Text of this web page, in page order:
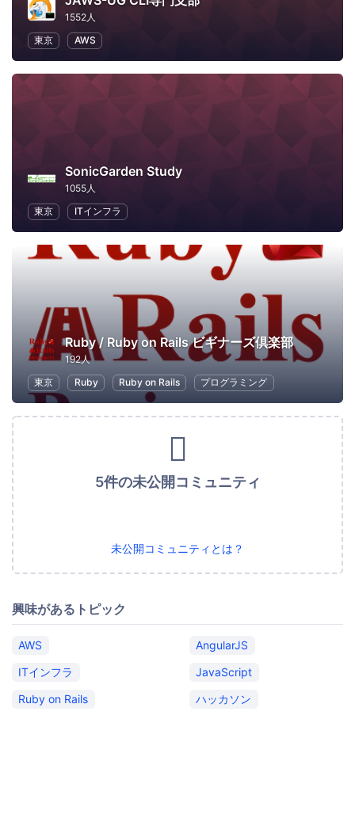
1552人
東京
AWS
SonicGarden Study
1055人
東京
ITインフラ
Ruby / Ruby on Rails ビギナーズ倶楽部
192人
東京
Ruby Ruby on Rails プログラミング
5件の未公開コミュニティ
未公開コミュニティとは？
興味があるトピック
AWS
AngularJS
ITインフラ
JavaScript
Ruby on Rails
ハッカソン